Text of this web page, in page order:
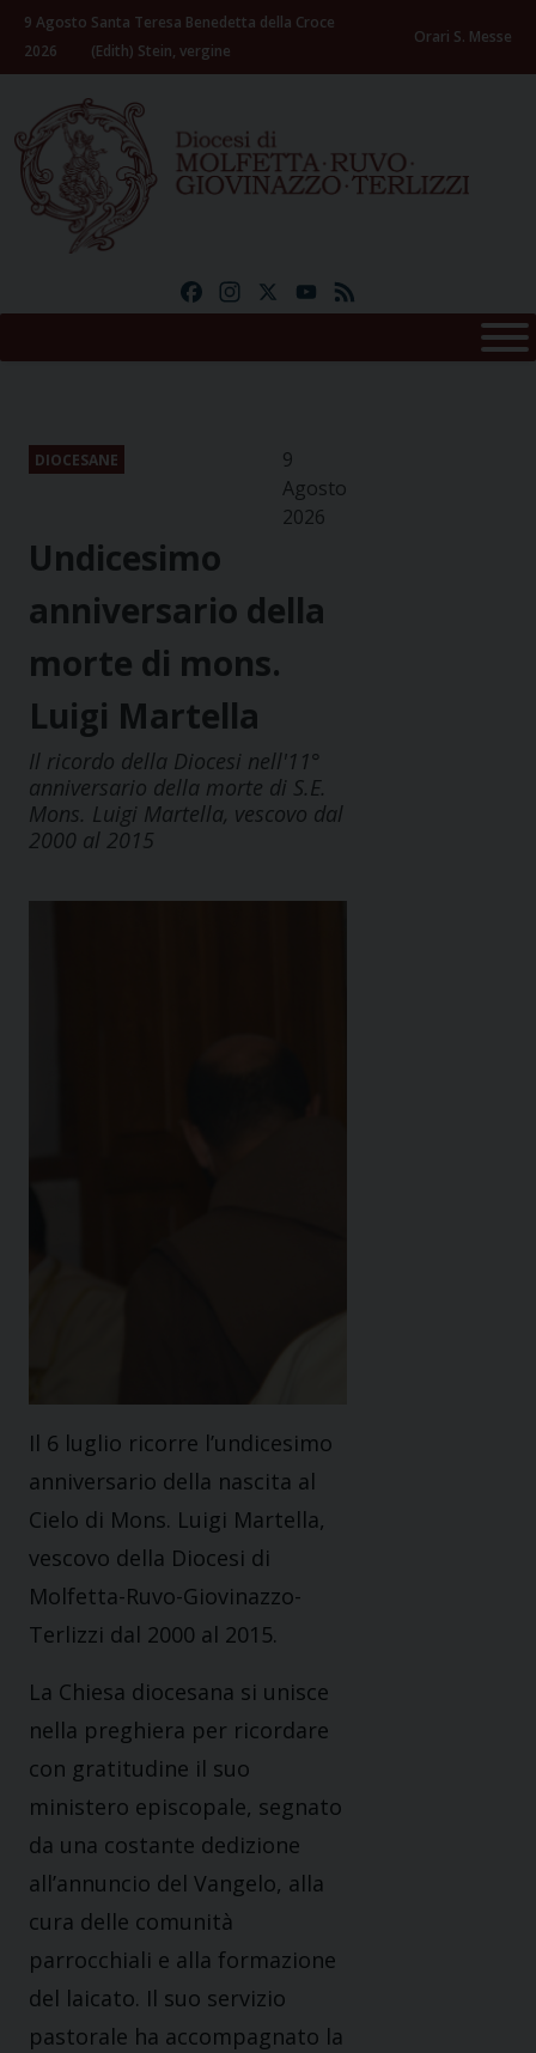
Skip
content
9 Agosto
2026
Santa Teresa Benedetta della Croce
(Edith) Stein, vergine
Orari S. Messe
FacebookInstagramYouTube
DIOCESANE
9
Agosto
2026
Undicesimo
anniversario della
morte di mons.
Luigi Martella
Il ricordo della Diocesi nell'11°
anniversario della morte di S.E.
Mons. Luigi Martella, vescovo dal
2000 al 2015
Il 6 luglio ricorre l’undicesimo
anniversario della nascita al
Cielo di Mons. Luigi Martella,
vescovo della Diocesi di
Molfetta-Ruvo-Giovinazzo-
Terlizzi dal 2000 al 2015.
La Chiesa diocesana si unisce
nella preghiera per ricordare
con gratitudine il suo
ministero episcopale, segnato
da una costante dedizione
all’annuncio del Vangelo, alla
cura delle comunità
parrocchiali e alla formazione
del laicato. Il suo servizio
pastorale ha accompagnato la